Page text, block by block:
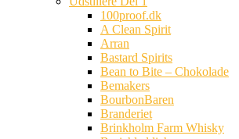
100proof.dk
A Clean Spirit
Arran
Bastard Spirits
Bean to Bite – Chokolade
Bemakers
BourbonBaren
Branderiet
Brinkholm Farm Whisky